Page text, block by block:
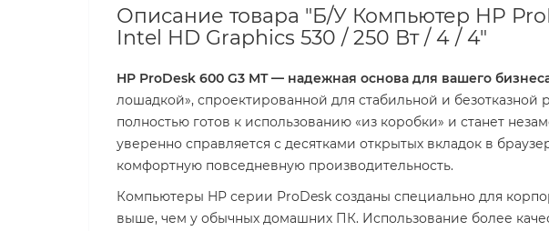
Описание товара "Б/У Компьютер HP
Intel HD Graphics 530 / 250 Вт / 4 / 4"
HP ProDesk 600 G3 MT — надежная основа для вашего
лошадкой», спроектированной для стабильной и
полностью готов к использованию «из коробки» и станет
уверенно справляется с десятками открытых вкладок в
комфортную повседневную производительность.
Компьютеры HP серии ProDesk созданы специально для
выше, чем у обычных домашних ПК. Использование более